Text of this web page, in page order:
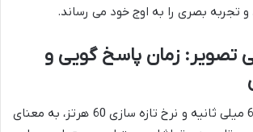
تجربه بصری را به اوج خود می رساند.
تصویر: زمان پاسخ گویی و
زمان پاسخ گویی 6.5 میلی ثانیه و نرخ تازه سازی 60 هرتز، به معنای